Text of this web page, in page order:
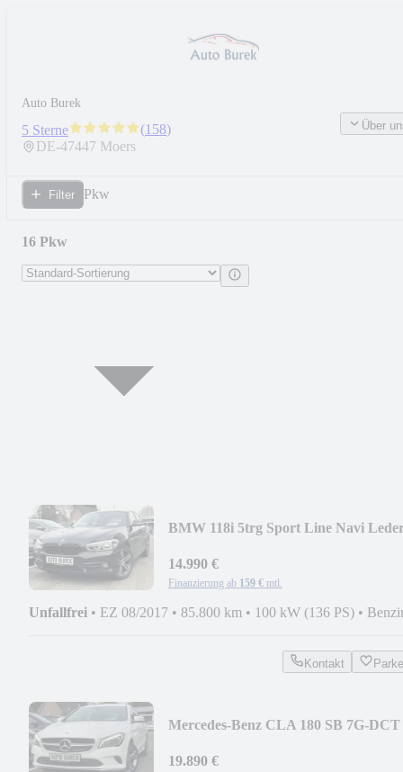
Auto Burek
5 Sterne (158)
DE-47447 Moers
Über
Filter Pkw
16 Pkw
BMW 118i 5trg Sport Line Navi
14.990 €
Finanzierung ab 159 € mtl.
Unfallfrei • EZ 08/2017 • 85.800 km • 100 kW (136 PS) •
Kontakt
Mercedes-Benz CLA 180 SB 7G-DCT
19.890 €